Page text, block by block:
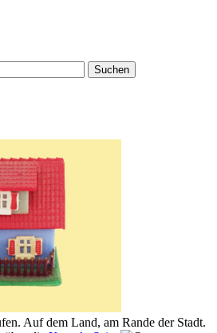
Auf dem Land, am Rande der Stadt.